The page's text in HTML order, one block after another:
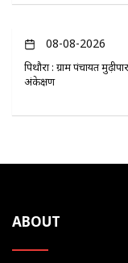
08-08-2026
पिथौरा : ग्राम पंचायत
अंकेक्षण
ABOUT